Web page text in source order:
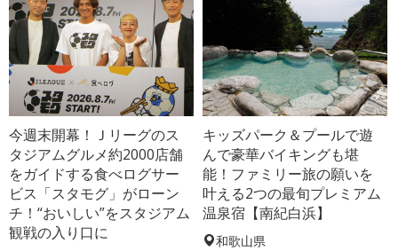
今週末開幕！Ｊリーグのス
タジアムグルメ約2000店舗
をガイドする食べログサー
ビス「スタモグ」がローン
チ！“おいしい”をスタジアム
観戦の入り口に
キッズパーク＆プールで遊
んで豪華バイキングも堪
能！ファミリー旅の願いを
叶える2つの最旬プレミアム
温泉宿【南紀白浜】
和歌山県